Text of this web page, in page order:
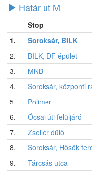
Határ út M
Stop
1.
Soroksár, BILK
2.
BILK, DF épület
3.
MNB
4.
Soroksár, központi
5.
Polimer
6.
Ócsai úti felüljáró
7.
Zsellér dűlő
8.
Soroksár, Hősök
9.
Tárcsás utca